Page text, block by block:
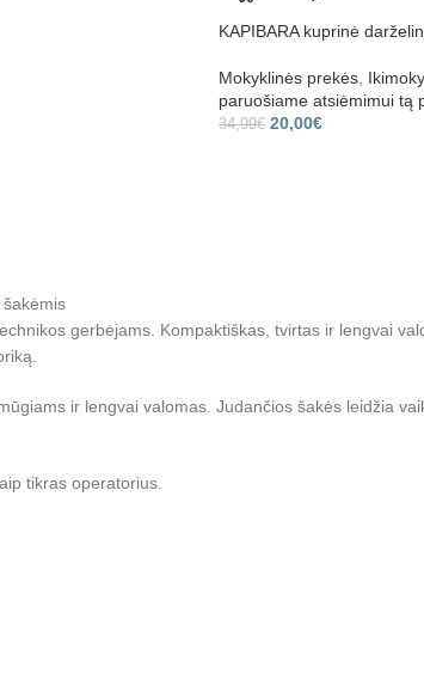
KAPIBARA kuprinė
Mokyklinės prekės
paruošiame atsiėmimui tą
34,99€ 20,00€
gerbėjams. Kompaktiškas, tvirtas ir lengvai
ir lengvai valomas. Judančios šakės leidžia
tikras operatorius.